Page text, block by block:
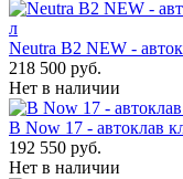
Neutra B2 NEW -
218 500 руб.
Нет в наличии
B Now 17 - автоклав
192 550 руб.
Нет в наличии